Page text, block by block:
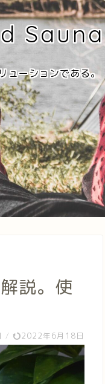
Sauna
ューションである。
説。使
/ 2022年6月18日